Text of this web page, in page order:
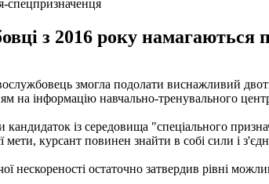
спецпризначенця
з 2016 року намагаються
змогла подолати виснажливий
на інформацію навчально-тренувального
із середовища "спеціального
мети, курсант повинен знайти в собі сили і
нескореності остаточно затвердив рівні